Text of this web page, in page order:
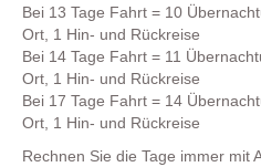
Bei 13 Tage Fahrt = 10
Ort, 1 Hin- und Rückreise
Bei 14 Tage Fahrt = 11
Ort, 1 Hin- und Rückreise
Bei 17 Tage Fahrt = 14
Ort, 1 Hin- und Rückreise
Rechnen Sie die Tage immer mit